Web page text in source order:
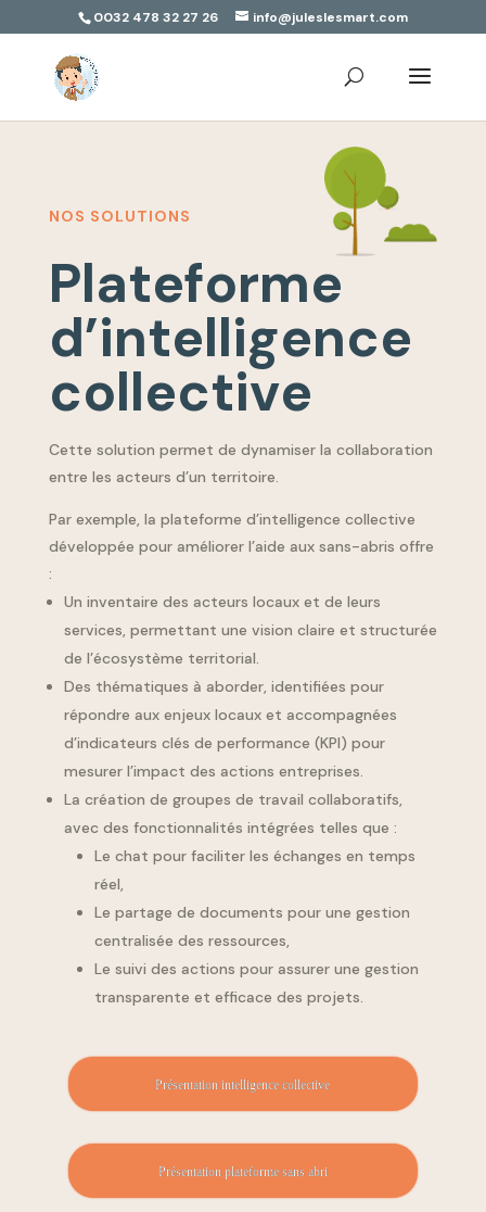
0032 478 32 27 26 info@juleslesmart.com
NOS SOLUTIONS
Plateforme
d’intelligence
collective
Cette solution permet de dynamiser la collaboration
entre les acteurs d’un territoire.
Par exemple, la plateforme d’intelligence collective
développée pour améliorer l’aide aux sans-abris offre
:
Un inventaire des acteurs locaux et de leurs
services, permettant une vision claire et structurée
de l’écosystème territorial.
Des thématiques à aborder, identifiées pour
répondre aux enjeux locaux et accompagnées
d’indicateurs clés de performance (KPI) pour
mesurer l’impact des actions entreprises.
La création de groupes de travail collaboratifs,
avec des fonctionnalités intégrées telles que :
Le chat pour faciliter les échanges en temps
réel,
Le partage de documents pour une gestion
centralisée des ressources,
Le suivi des actions pour assurer une gestion
transparente et efficace des projets.
Présentation intelligence collective
Présentation plateforme sans abri